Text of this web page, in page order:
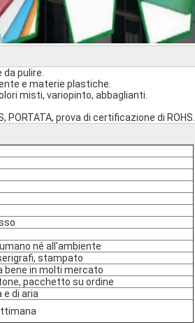
pulire.
e materie plastiche.
misti, variopinto, abbaglianti.
PORTATA, prova di certificazione di ROHS.
né all'ambiente
stampato
bene in molti mercato
pacchetto su ordine
e di aria